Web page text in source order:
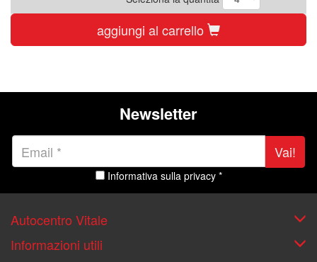
aggiungi al carrello
Newsletter
Vai!
Informativa sulla privacy *
Autocentro Vitale
Informazioni utili